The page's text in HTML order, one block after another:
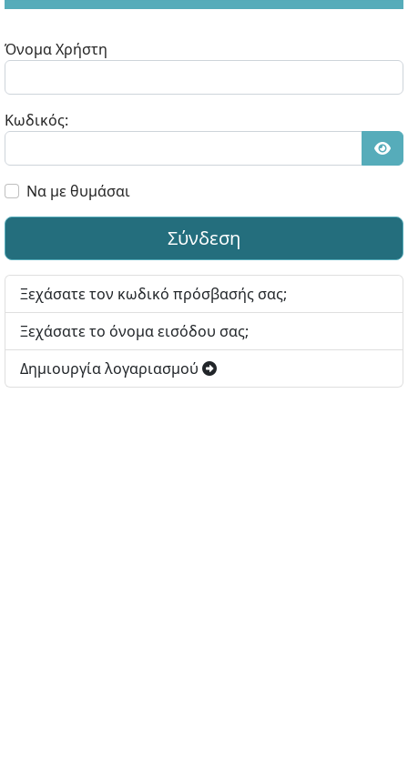
Όνομα Χρήστη
Κωδικός:
Να με θυμάσαι
Σύνδεση
Ξεχάσατε τον κωδικό πρόσβασής σας;
Ξεχάσατε το όνομα εισόδου σας;
Δημιουργία λογαριασμού